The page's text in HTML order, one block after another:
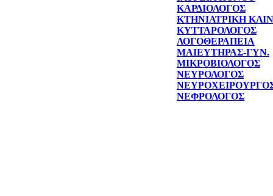
ΚΑΡΔΙΟΛΟΓΟΣ
ΚΤΗΝΙΑΤΡΙΚΗ
ΚΥΤΤΑΡΟΛΟΓΟΣ
ΛΟΓΟΘΕΡΑΠΕΙΑ
ΜΑΙΕΥΤΗΡΑΣ-ΓΥΝ.
ΜΙΚΡΟΒΙΟΛΟΓΟΣ
ΝΕΥΡΟΛΟΓΟΣ
ΝΕΦΡΟΛΟΓΟΣ